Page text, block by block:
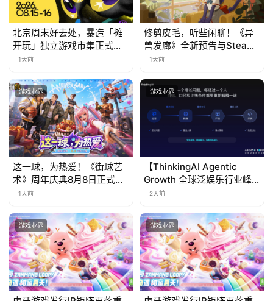
上
海
站
中
文
(
中
国
)
北京周末好去处，暴造「摊
开玩」独立游戏市集正式开
票！
1天前
修剪皮毛，听些闲聊！《异
兽发廊》全新预告与Steam
免费试玩公开
1天前
游戏业界
这一球，为热爱！《街球艺
术》周年庆典8月8日正式上
线，多重福利与全新内容同
1天前
游戏业界
【ThinkingAI Agentic
Growth 全球泛娱乐行业峰
会】Agent 时代，人到底负
2天前
游戏业界 游戏业界